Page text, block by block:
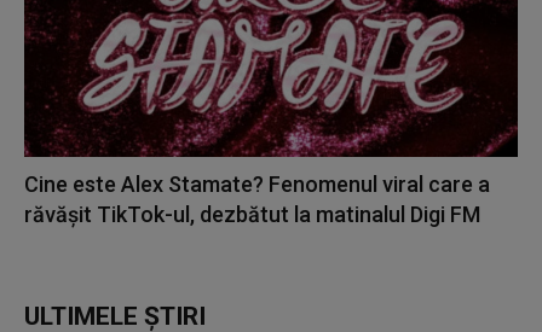
Cine este Alex Stamate? Fenomenul viral care a
răvășit TikTok-ul, dezbătut la matinalul Digi FM
ULTIMELE ȘTIRI